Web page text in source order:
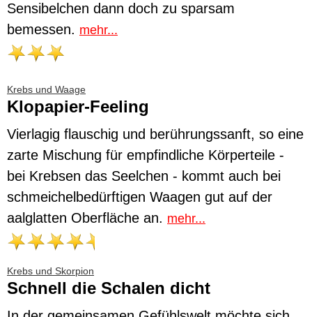
Sensibelchen dann doch zu sparsam
bemessen. mehr...
Krebs und Waage
Klopapier-Feeling
Vierlagig flauschig und berührungssanft, so eine
zarte Mischung für empfindliche Körperteile -
bei Krebsen das Seelchen - kommt auch bei
schmeichelbedürftigen Waagen gut auf der
aalglatten Oberfläche an. mehr...
Krebs und Skorpion
Schnell die Schalen dicht